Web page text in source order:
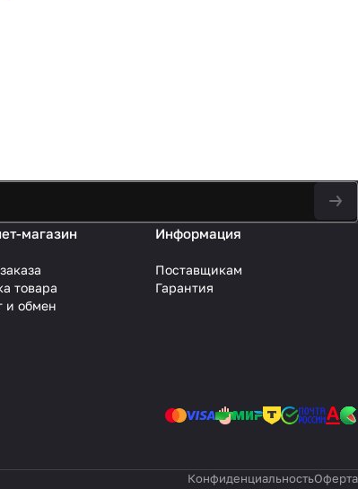
магазин
товара
и обмен
Информация
Поставщикам
Гарантия
КонфиденциальностьОферта